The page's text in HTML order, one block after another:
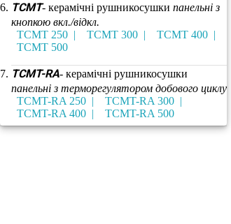
TCMT- керамічні рушникосушки панельні з
кнопкою вкл./відкл.
TCMT 250
TCMT 300
TCMT 400
TCMT 500
TCMT-RA- керамічні рушникосушки
панельні з терморегулятором добового циклу
TCMT-RA 250
TCMT-RA 300
TCMT-RA 400
TCMT-RA 500